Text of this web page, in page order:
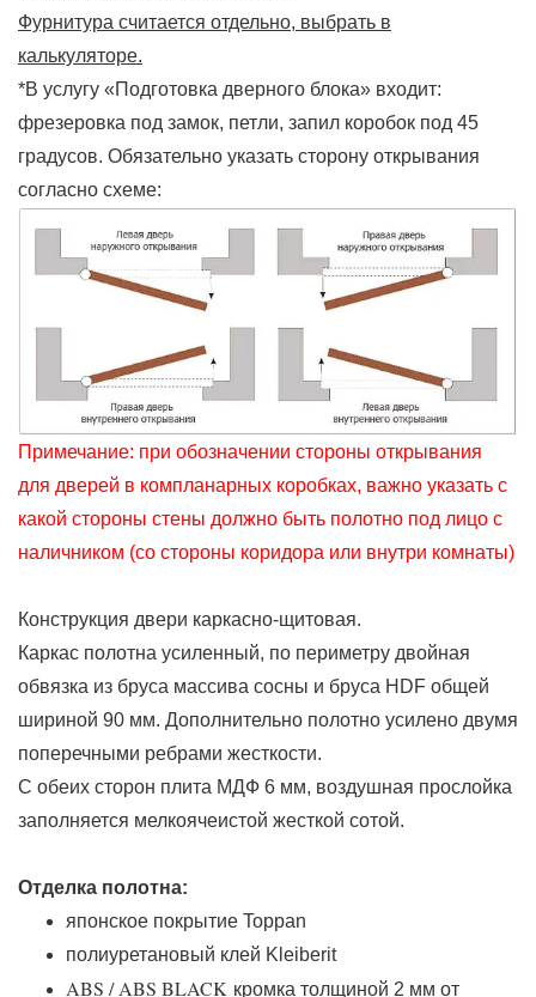
Фурнитура считается отдельно, выбрать в
калькуляторе.
*В услугу «Подготовка дверного блока» входит:
фрезеровка под замок, петли, запил коробок под 45
градусов. Обязательно указать сторону открывания
согласно схеме:
Примечание: при обозначении стороны открывания
для дверей в компланарных коробках, важно указать с
какой стороны стены должно быть полотно под лицо с
наличником (со стороны коридора или внутри комнаты)
Конструкция двери каркасно-щитовая.
Каркас полотна усиленный, по периметру двойная
обвязка из бруса массива сосны и бруса HDF общей
шириной 90 мм. Дополнительно полотно усилено двумя
поперечными ребрами жесткости.
С обеих сторон плита МДФ 6 мм, воздушная прослойка
заполняется мелкоячеистой жесткой сотой.
Отделка полотна:
японское покрытие Toppan
полиуретановый клей Kleiberit
ABS / ABS BLACK кромка толщиной 2 мм от